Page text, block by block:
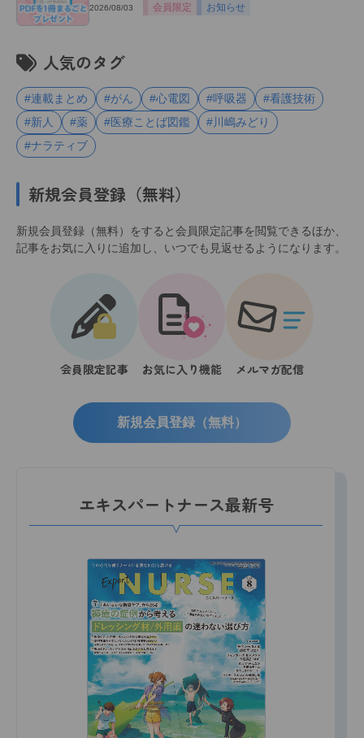
2026/08/03 会員限定 お知らせ
人気のタグ
#連載まとめ #がん #心電図 #呼吸器
#看護技術
#新人
#薬 #医療ことば図鑑
#川嶋みどり
#ナラティブ
新規会員登録（無料）
新規会員登録（無料）をすると会員限定記事を閲覧できるほか、
記事をお気に入りに追加し、いつでも見返せるようになります。
会員限定記事 お気に入り機能 メルマガ配信
新規会員登録（無料）
エキスパートナース最新号